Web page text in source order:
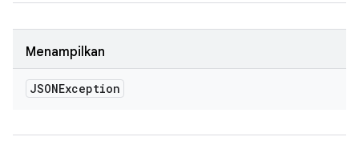
Menampilkan
JSONException